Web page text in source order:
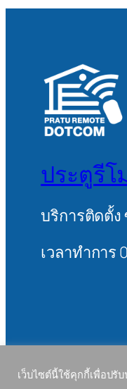
ประตูรี
บริการติดตั้ง
เวลาทำการ
บริษัท เออีซีเอ็นจิเ
เว็บไซต์นี้ใช้คุกกี้เพื่อปรั